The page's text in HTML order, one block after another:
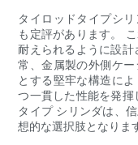
タイロッドタイプシ
も定評があります。
耐えられるように設
常、金属製の外側ケ
とする堅牢な構造に
つ一貫した性能を発
タイプ シリンダは、
想的な選択肢となりま